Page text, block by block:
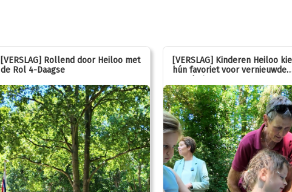
[VERSLAG] Rollend door Heiloo met
de Rol 4-Daagse
[VERSLAG] Kinderen Heiloo
hún favoriet voor vernieuwde